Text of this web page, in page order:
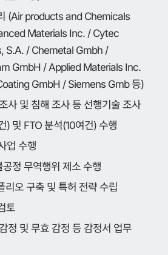
(Air products and Chemicals
Materials Inc. / Cytec
S.A. / Chemetal Gmbh /
GmbH / Applied Materials Inc.
GmbH / Siemens Gmb 등)
사 및 침해 조사 등 선행기술 조사
) 및 FTO 분석(10여건) 수행
업 수행
공정 무역행위 제소 수행
리오 구축 및 특허 전략 수립
토
정 및 무효 감정 등 감정서 업무